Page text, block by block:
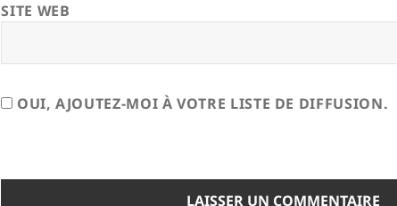
SITE WEB
OUI, AJOUTEZ-MOI À VOTRE LISTE DE DIFFUSION.